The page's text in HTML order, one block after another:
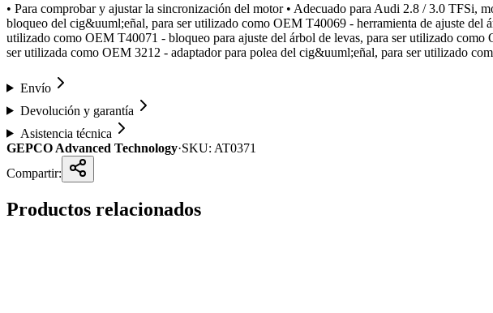
• Para comprobar y ajustar la sincronización del motor • Adecuado para Audi 2.8 / 3.0 TFSi,
bloqueo del cig&uuml;eñal, para ser utilizado como OEM T40069 - herramienta de ajuste del
utilizado como OEM T40071 - bloqueo para ajuste del árbol de levas, para ser utilizado
ser utilizada como OEM 3212 - adaptador para polea del cig&uuml;eñal, para ser utilizado
Envío
Devolución y garantía
Asistencia técnica
GEPCO Advanced Technology·SKU: AT0371
Compartir:
Productos relacionados